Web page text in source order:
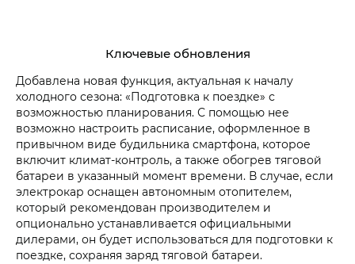
Ключевые обновления
Добавлена новая функция, актуальная к началу
холодного сезона: «Подготовка к поездке» с
возможностью планирования. С помощью нее
возможно настроить расписание, оформленное в
привычном виде будильника смартфона, которое
включит климат-контроль, а также обогрев тяговой
батареи в указанный момент времени. В случае, если
электрокар оснащен автономным отопителем,
который рекомендован производителем и
опционально устанавливается официальными
дилерами, он будет использоваться для подготовки к
поездке, сохраняя заряд тяговой батареи.